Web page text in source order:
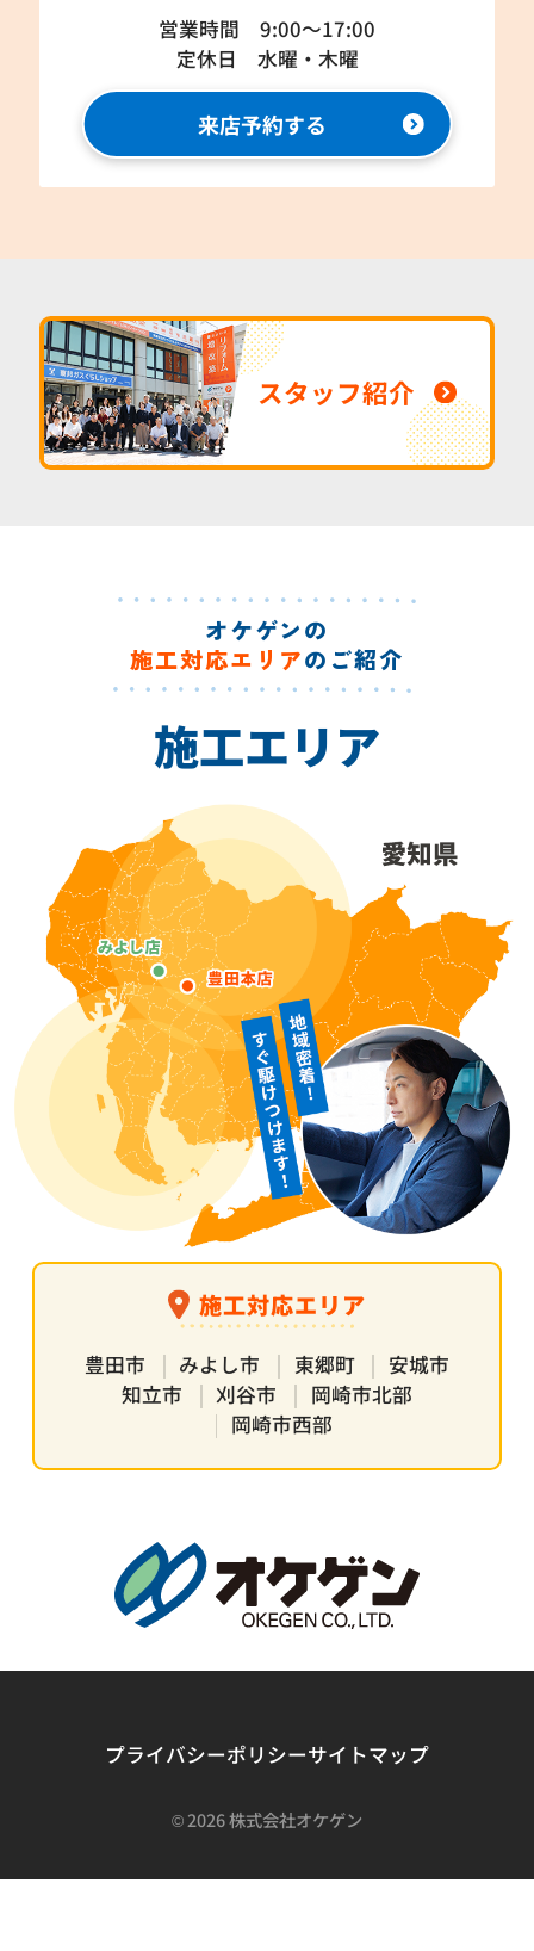
営業時間 9:00～17:00
定休日 水曜・木曜
来店予約する
スタッフ紹介
オケゲンの
施工対応エリアのご紹介
施工エリア
施工対応エリア
豊田市 みよし市 東郷町
安城市
知立市
刈谷市
岡崎市北部
岡崎市西部
プライバシーポリシーサイトマップ
©2026 株式会社オケゲン